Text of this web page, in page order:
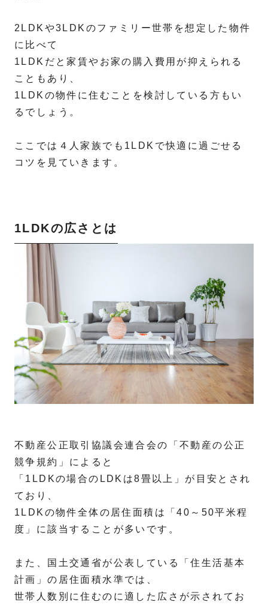
2LDKや3LDKのファミリー世帯を想定した物件
に比べて
1LDKだと家賃やお家の購入費用が抑えられる
こともあり、
1LDKの物件に住むことを検討している方もい
るでしょう。
ここでは４人家族でも1LDKで快適に過ごせる
コツを見ていきます。
1LDKの広さとは
不動産公正取引協議会連合会の「不動産の公正
競争規約」によると
「1LDKの場合のLDKは8畳以上」が目安とされ
ており、
1LDKの物件全体の居住面積は「40～50平米程
度」に該当することが多いです。
また、国土交通省が公表している「住生活基本
計画」の居住面積水準では、
世帯人数別に住むのに適した広さが示されてお